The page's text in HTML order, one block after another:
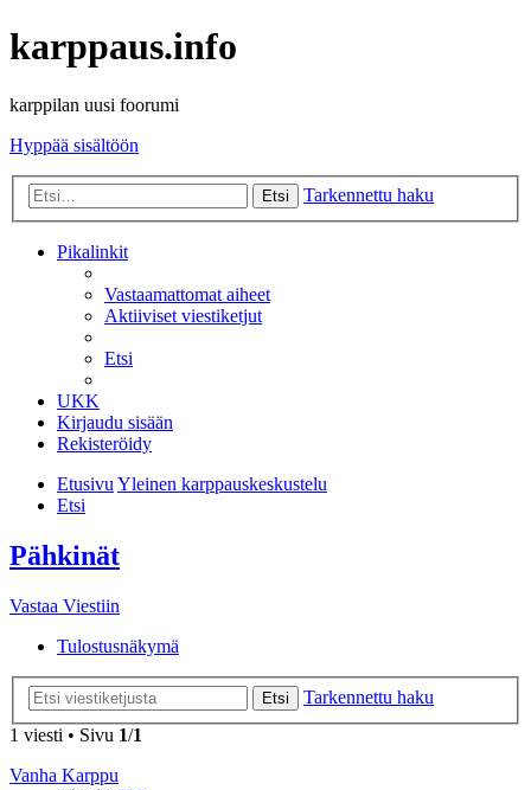
karppaus.info
karppilan uusi foorumi
Hyppää sisältöön
Etsi Tarkennettu haku
Pikalinkit
Vastaamattomat aiheet
Aktiiviset viestiketjut
Etsi
UKK
Kirjaudu sisään
Rekisteröidy
EtusivuYleinen karppauskeskustelu
Etsi
Pähkinät
Vastaa Viestiin
Tulostusnäkymä
Etsi
Tarkennettu haku
1 viesti • Sivu 1/1
Vanha Karppu